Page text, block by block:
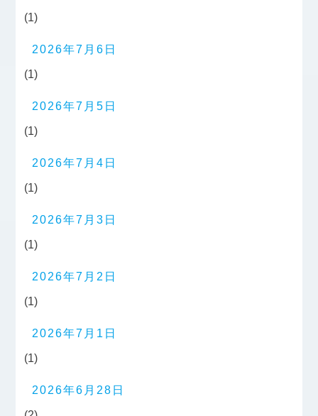
(1)
2026年7月6日
(1)
2026年7月5日
(1)
2026年7月4日
(1)
2026年7月3日
(1)
2026年7月2日
(1)
2026年7月1日
(1)
2026年6月28日